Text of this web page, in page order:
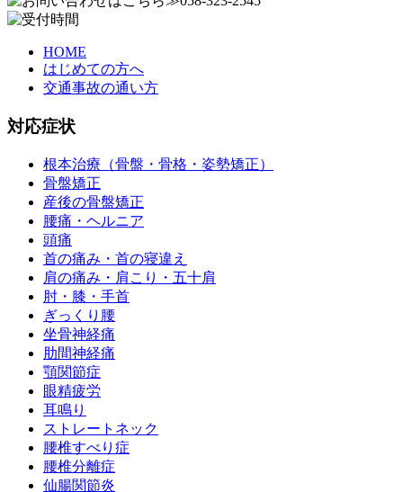
HOME
はじめての方へ
交通事故の通い方
対応症状
根本治療（骨盤・骨格・姿勢矯正）
骨盤矯正
産後の骨盤矯正
腰痛・ヘルニア
頭痛
首の痛み・首の寝違え
肩の痛み・肩こり・五十肩
肘・膝・手首
ぎっくり腰
坐骨神経痛
肋間神経痛
顎関節症
眼精疲労
耳鳴り
ストレートネック
腰椎すべり症
腰椎分離症
仙腸関節炎